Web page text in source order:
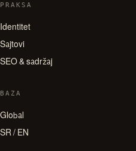
PRAKSA
Identitet
Sajtovi
SEO & sadržaj
BAZA
Global
SR / EN